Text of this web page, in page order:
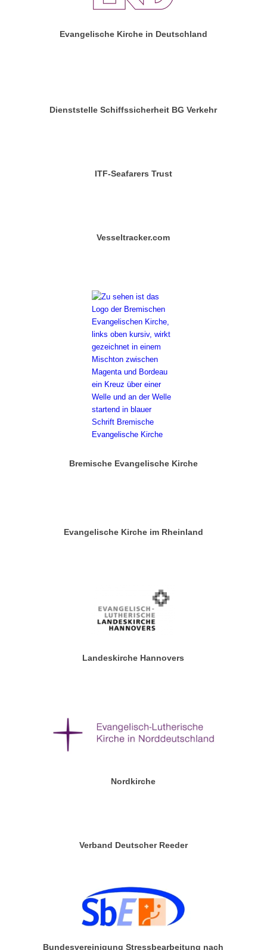
Evangelische Kirche in Deutschland
Dienststelle Schiffssicherheit BG Verkehr
ITF-Seafarers Trust
Vesseltracker.com
Bremische Evangelische Kirche
Evangelische Kirche im Rheinland
Landeskirche Hannovers
Nordkirche
Verband Deutscher Reeder
Bundesvereinigung Stressbearbeitung nach